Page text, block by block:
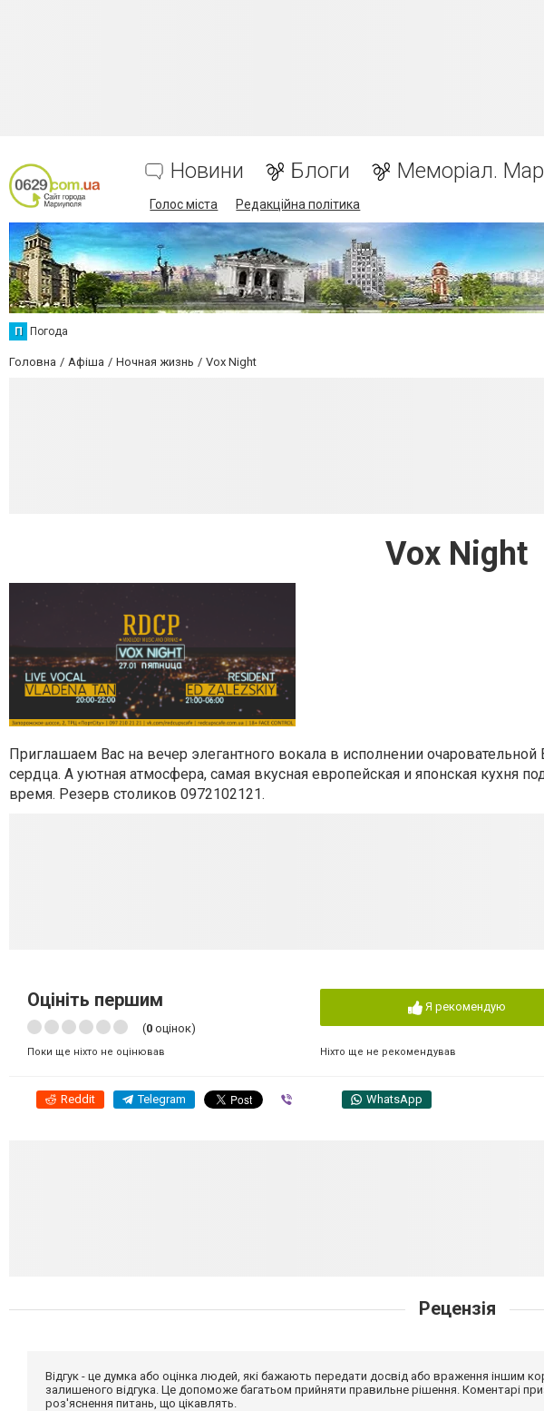
Новини Блоги Меморіал.
Голос міста Редакційна політика
П Погода
Головна Афіша Ночная жизнь Vox Night
Vox Night
Приглашаем Вас на вечер элегантного вокала в исполнении
сердца. А уютная атмосфера, самая вкусная европейская и японская кухня
время. Резерв столиков 0972102121.
Оцініть першим
(0 оцінок)
Поки ще ніхто не оцінював
Я рекомендую
Ніхто ще не рекомендував
Reddit Telegram WhatsApp
Рецензія
Відгук - це думка або оцінка людей, які бажають передати досвід або враження іншим
залишеного відгука. Це допоможе багатьом прийняти правильне рішення. Коментарі
роз'яснення питань, що цікавлять.